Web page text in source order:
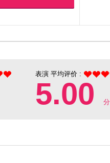
表演 平均评价 :
5.00 分